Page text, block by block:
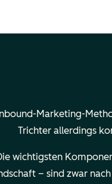
Marketing-
Trichter allerdings
wichtigsten
– sind zwar